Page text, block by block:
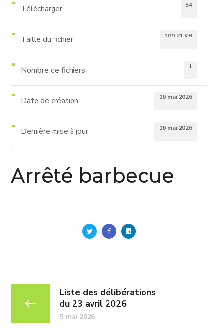
Télécharger 54
Taille du fichier 109.21 KB
Nombre de fichiers 1
Date de création 16 mai 2026
Dernière mise à jour 16 mai 2026
Arrêté barbecue
Liste des délibérations
du 23 avril 2026
5 mai 2026